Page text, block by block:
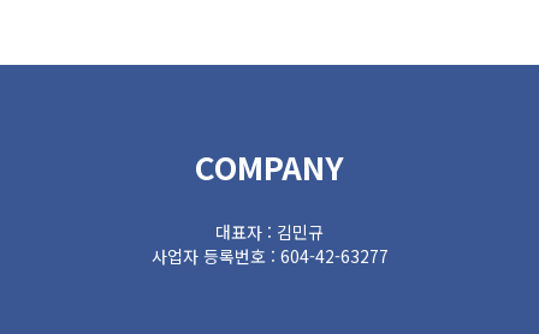
COMPANY
대표자 : 김민규
사업자 등록번호 : 604-42-63277